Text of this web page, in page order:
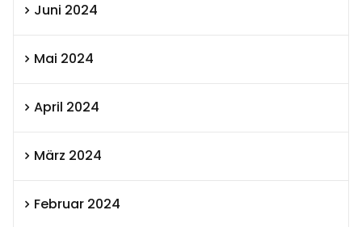
Juni 2024
Mai 2024
April 2024
März 2024
Februar 2024